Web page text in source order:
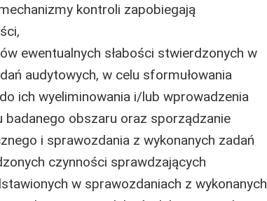
kontroli zapobiegają
ewentualnych słabości stwierdzonych w
audytowych, w celu sformułowania
ich wyeliminowania i/lub wprowadzenia
badanego obszaru oraz sporządzanie
i sprawozdania z wykonanych zadań
czynności sprawdzających
w sprawozdaniach z wykonanych